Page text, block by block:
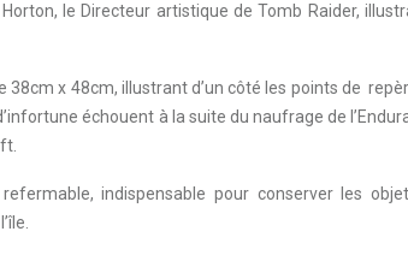
le Directeur artistique de Tomb Raider,
38cm x 48cm, illustrant d’un côté les points de
échouent à la suite du naufrage de
indispensable pour conserver les